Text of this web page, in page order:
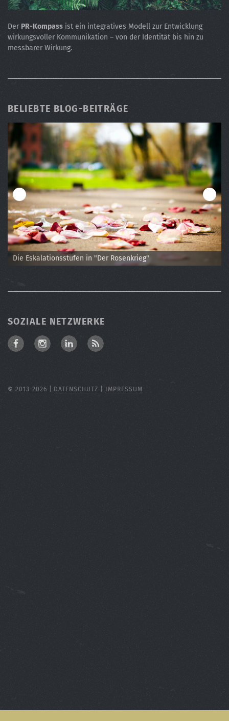
Der PR-Kompass ist ein integratives Modell zur Entwicklung
wirkungsvoller Kommunikation – von der Identität bis hin zu
messbarer Wirkung.
BELIEBTE BLOG-BEITRÄGE
Corporate Influencer im Krankenhaus
Die Eskalationsstufen in "Der Rosenkrieg"
Verwirrung um das älteste Foto der Welt
Das Akronym THINK
Personas: Alan Cooper und der Multipla
SOZIALE NETZWERKE
facebook.cominstagram.com
linkedin.com
RSS
© 2013-2026 | DATENSCHUTZ IMPRESSUM